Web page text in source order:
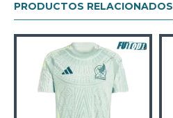
PRODUCTOS RELACIONADOS